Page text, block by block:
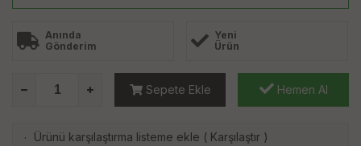
Anında
Gönderim
Yeni
Ürün
Sepete Ekle Hemen Al
· Ürünü karşılaştırma listeme ekle ( Karşılaştır )